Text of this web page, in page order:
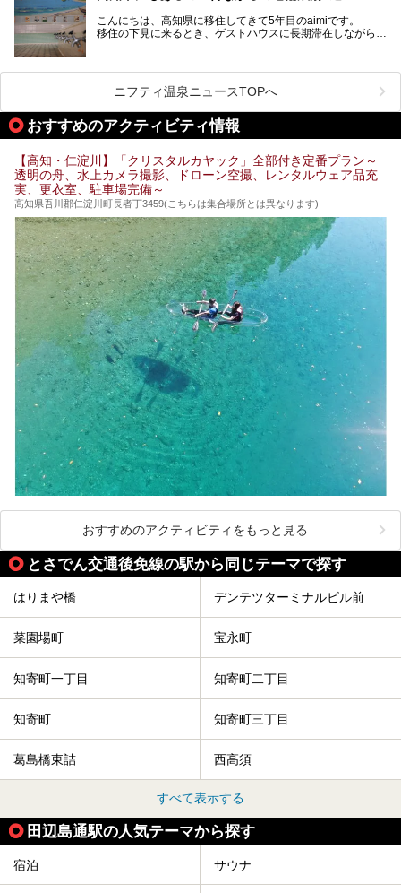
帰り温泉（お風呂）がありません。
中でもライターおすすめの３つの温泉をご紹介します。
などが問題なければ、温泉に入ってから向かうことをオスス
メします。
なぜなら最寄り温泉でも車で４０分、山を降りていかねばな
りませんからね…！！
もしくは、翌日キャンプ帰りに立ち寄るのもおすすめです。
それでは見ていきましょう。
こんにちは、高知県に移住してきて5年目のaimiです。
移住の下見に来るとき、ゲストハウスに長期滞在しながら観
高知市というと、高知県の人口の半分が集まっているにぎや
かなイメージがある方も多いかと思いますが、昔ながらの老
舗銭湯がけっこうな数あるのですよ。
規模は小さいながら、元気に営業中なので観光がてら訪問し
てみてはいかがでしょう？
Kですよ♪
それではチェックしてきましょう♪
ニフティ温泉ニュースTOPへ
おすすめのアクティビティ情報
【高知・仁淀川】「クリスタルカヤック」全部付き定番プラン～
透明の舟、水上カメラ撮影、ドローン空撮、レンタルウェア品充
実、更衣室、駐車場完備～
高知県吾川郡仁淀川町長者丁3459(こちらは集合場所とは異なります)
おすすめのアクティビティをもっと見る
とさでん交通後免線の駅から同じテーマで探す
はりまや橋 デンテツターミナルビル前
菜園場町 宝永町
知寄町一丁目 知寄町二丁目
知寄町 知寄町三丁目
葛島橋東詰 西高須
すべて表示する
田辺島通駅の人気テーマから探す
宿泊 サウナ